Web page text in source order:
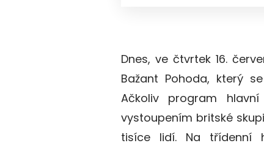
Dnes, ve čtvrtek 16.
Bažant Pohoda, který
Ačkoliv program
vystoupením britské
tisíce lidí. Na třídenní